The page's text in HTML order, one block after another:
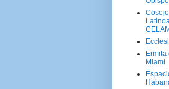
CELAM
Miami